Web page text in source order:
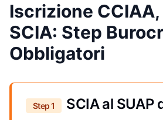
Iscrizione CCIAA,
SCIA: Step
Obbligatori
Step 1 SCIA al SUAP